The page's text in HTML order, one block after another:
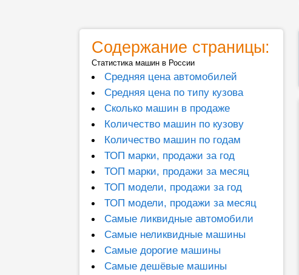
Содержание страницы:
Статистика машин в России
Средняя цена автомобилей
Средняя цена по типу кузова
Сколько машин в продаже
Количество машин по кузову
Количество машин по годам
ТОП марки, продажи за год
ТОП марки, продажи за месяц
ТОП модели, продажи за год
ТОП модели, продажи за месяц
Самые ликвидные автомобили
Самые неликвидные машины
Самые дорогие машины
Самые дешёвые машины